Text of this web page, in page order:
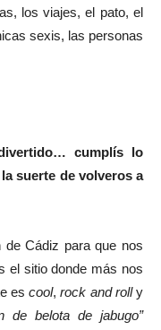
los viajes, el pato, el
sexis, las personas
cumplís lo
suerte de volveros a
Cádiz para que nos
el sitio donde más nos
es cool,rock and rolly
de belota de jabugo”